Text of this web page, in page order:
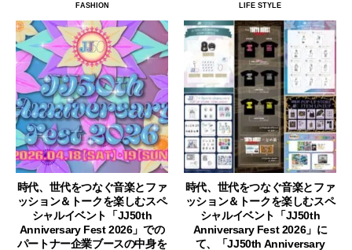
FASHION
LIFE STYLE
時代、世代をつなぐ音楽とファ
ッション＆トークを楽しむスペ
シャルイベント「JJ50th
Anniversary Fest 2026」での
パートナー企業ブースの中身を
時代、世代をつなぐ音楽とファ
ッション＆トークを楽しむスペ
シャルイベント「JJ50th
Anniversary Fest 2026」に
て、「JJ50th Anniversary